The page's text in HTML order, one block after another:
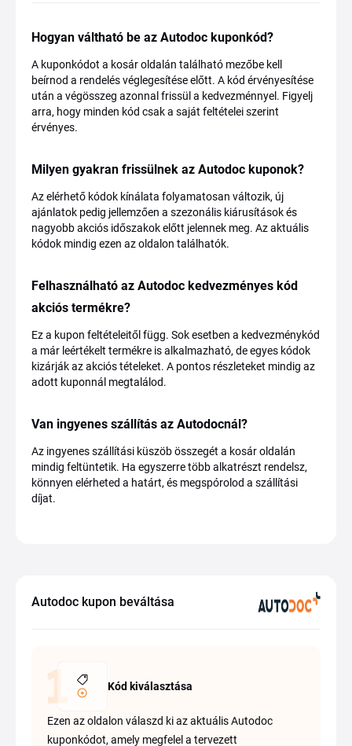
Hogyan váltható be az Autodoc kuponkód?
A kuponkódot a kosár oldalán található mezőbe kell
beírnod a rendelés véglegesítése előtt. A kód érvényesítése
után a végösszeg azonnal frissül a kedvezménnyel. Figyelj
arra, hogy minden kód csak a saját feltételei szerint
érvényes.
Milyen gyakran frissülnek az Autodoc kuponok?
Az elérhető kódok kínálata folyamatosan változik, új
ajánlatok pedig jellemzően a szezonális kiárusítások és
nagyobb akciós időszakok előtt jelennek meg. Az aktuális
kódok mindig ezen az oldalon találhatók.
Felhasználható az Autodoc kedvezményes kód
akciós termékre?
Ez a kupon feltételeitől függ. Sok esetben a kedvezménykód
a már leértékelt termékre is alkalmazható, de egyes kódok
kizárják az akciós tételeket. A pontos részleteket mindig az
adott kuponnál megtalálod.
Van ingyenes szállítás az Autodocnál?
Az ingyenes szállítási küszöb összegét a kosár oldalán
mindig feltüntetik. Ha egyszerre több alkatrészt rendelsz,
könnyen elérheted a határt, és megspórolod a szállítási
díjat.
Autodoc kupon beváltása
Kód kiválasztása
Ezen az oldalon válaszd ki az aktuális Autodoc
kuponkódot, amely megfelel a tervezett